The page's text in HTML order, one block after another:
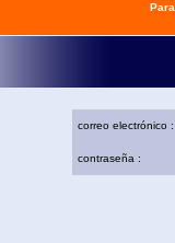
correo electrónico :
contraseña :